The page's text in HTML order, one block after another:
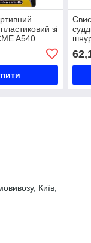
зі
A540
Код
A-
Київ,